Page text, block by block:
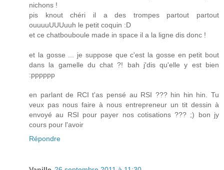
nichons !
pis knout chéri il a des trompes partout partout
ouuuuUUUuuh le petit coquin :D
et ce chatbouboule made in space il a la ligne dis donc !
et la gosse ... je suppose que c'est la gosse en petit bout
dans la gamelle du chat ?! bah j'dis qu'elle y est bien
:pppppp
en parlant de RCI t'as pensé au RSI ??? hin hin hin. Tu
veux pas nous faire à nous entrepreneur un tit dessin à
envoyé au RSI pour payer nos cotisations ??? ;) bon jy
cours pour l'avoir
Répondre